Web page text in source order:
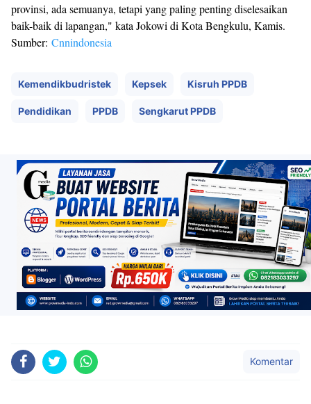
provinsi, ada semuanya, tetapi yang paling penting diselesaikan
baik-baik di lapangan," kata Jokowi di Kota Bengkulu, Kamis.
Sumber: Cnnindonesia
Kemendikbudristek Kepsek Kisruh PPDB
Pendidikan PPDB Sengkarut PPDB
Komentar